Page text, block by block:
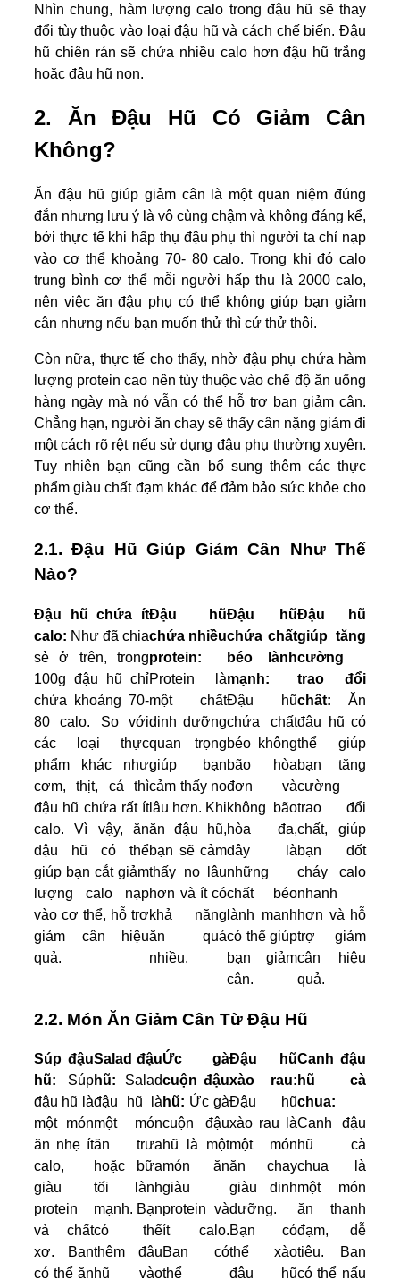
Nhìn chung, hàm lượng calo trong đậu hũ sẽ thay
đổi tùy thuộc vào loại đậu hũ và cách chế biến. Đậu
hũ chiên rán sẽ chứa nhiều calo hơn đậu hũ trắng
hoặc đậu hũ non.
2. Ăn Đậu Hũ Có Giảm Cân
Không?
Ăn đậu hũ giúp giảm cân là một quan niệm đúng
đắn nhưng lưu ý là vô cùng chậm và không đáng kể,
bởi thực tế khi hấp thụ đậu phụ thì người ta chỉ nạp
vào cơ thể khoảng 70- 80 calo. Trong khi đó calo
trung bình cơ thể mỗi người hấp thu là 2000 calo,
nên việc ăn đậu phụ có thể không giúp bạn giảm
cân nhưng nếu bạn muốn thử thì cứ thử thôi.
Còn nữa, thực tế cho thấy, nhờ đậu phụ chứa hàm
lượng protein cao nên tùy thuộc vào chế độ ăn uống
hàng ngày mà nó vẫn có thể hỗ trợ bạn giảm cân.
Chẳng hạn, người ăn chay sẽ thấy cân nặng giảm đi
một cách rõ rệt nếu sử dụng đậu phụ thường xuyên.
Tuy nhiên bạn cũng cần bổ sung thêm các thực
phẩm giàu chất đạm khác để đảm bảo sức khỏe cho
cơ thể.
2.1. Đậu Hũ Giúp Giảm Cân Như Thế
Nào?
Đậu hũ chứa ít
calo: Như đã chia
sẻ ở trên, trong
100g đậu hũ chỉ
chứa khoảng 70-
80 calo. So với
các loại thực
phẩm khác như
cơm, thịt, cá thì
đậu hũ chứa rất ít
calo. Vì vậy, ăn
đậu hũ có thể
giúp bạn cắt giảm
lượng calo nạp
vào cơ thể, hỗ trợ
giảm cân hiệu
quả.
Đậu hũ
chứa nhiều
protein:
Protein là
một chất
dinh dưỡng
quan trọng
giúp bạn
cảm thấy no
lâu hơn. Khi
ăn đậu hũ,
bạn sẽ cảm
thấy no lâu
hơn và ít có
khả năng
ăn quá
nhiều.
Đậu hũ
chứa chất
béo lành
mạnh:
Đậu hũ
chứa chất
béo không
bão hòa
đơn và
không bão
hòa đa,
đây là
những
chất béo
lành mạnh
có thể giúp
bạn giảm
cân.
Đậu hũ
giúp tăng
cường
trao đổi
chất: Ăn
đậu hũ có
thể giúp
bạn tăng
cường
trao đổi
chất, giúp
bạn đốt
cháy calo
nhanh
hơn và hỗ
trợ giảm
cân hiệu
quả.
2.2. Món Ăn Giảm Cân Từ Đậu Hũ
Súp đậu
hũ: Súp
đậu hũ là
một món
ăn nhẹ ít
calo,
giàu
protein
và chất
xơ. Bạn
có thể ăn
Salad đậu
hũ: Salad
đậu hũ là
một món
ăn trưa
hoặc bữa
tối lành
mạnh. Bạn
có thể
thêm đậu
hũ vào
Ức gà
cuộn đậu
hũ: Ức gà
cuộn đậu
hũ là một
món ăn
giàu
protein và
ít calo.
Bạn có
thể
Đậu hũ
xào rau:
Đậu hũ
xào rau là
một món
ăn chay
giàu dinh
dưỡng.
Bạn có
thể xào
đậu hũ
Canh đậu
hũ cà
chua:
Canh đậu
hũ cà
chua là
một món
ăn thanh
đạm, dễ
tiêu. Bạn
có thể nấu